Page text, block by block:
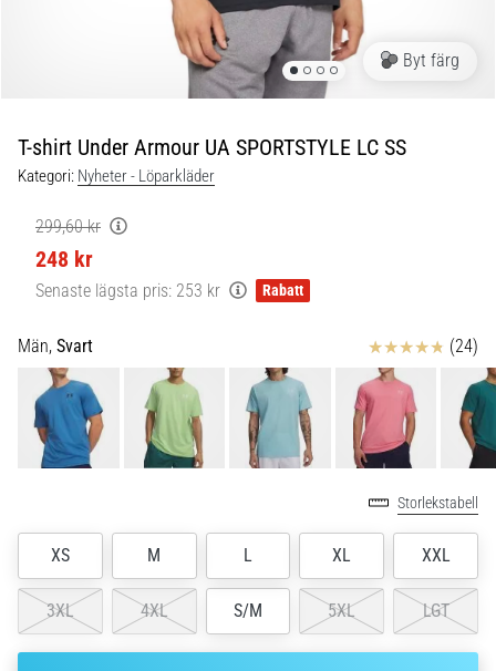
är
de
och
hur
genomförs
de?
testar
shuttle
run
snabbhet,
smidighet
och
utförs
korrekt,
var
Byt färg
T-shirt Under Armour UA SPORTSTYLE LC SS
Kategori: Nyheter - Löparkläder
299,60 kr
248 kr
Senaste lägsta pris: 253 kr Rabatt
Män, Svart Recensioner (24)
Storlekstabell
XS M L XL XXL
3XL 4XL S/M 5XL LGT